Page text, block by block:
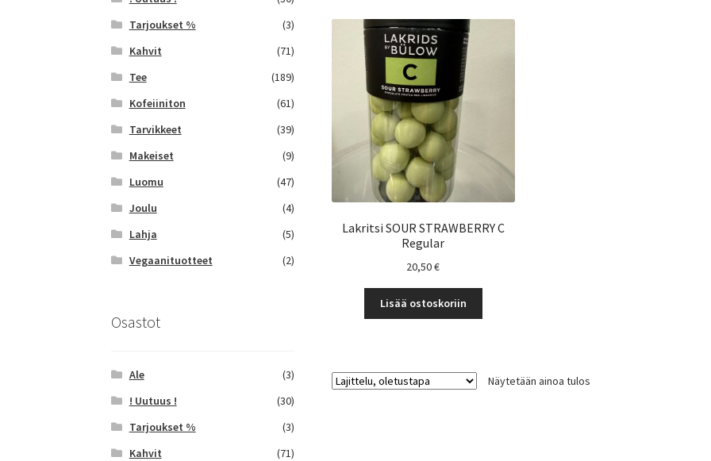
Lakritsi SOUR STRAWBERRY C
Regular
20,50€
Lisää ostoskoriin
Näytetään ainoa tulos
Tarjoukset %
(3)
Kahvit
(71)
Tee
(189)
Kofeiiniton
(61)
Tarvikkeet
(39)
Makeiset
(9)
Luomu
(47)
Joulu
(4)
Lahja
(5)
Vegaanituotteet
(2)
Osastot
Ale
(3)
! Uutuus !
(30)
Tarjoukset %
(3)
Kahvit
(71)